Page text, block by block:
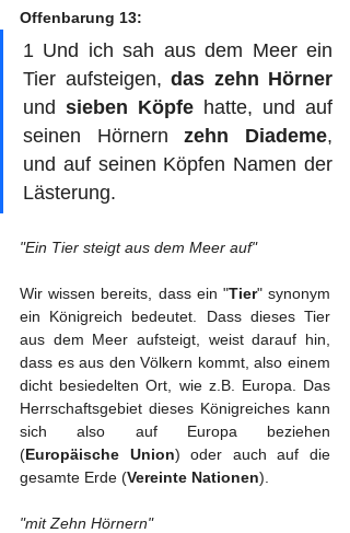
Offenbarung 13:
1 Und ich sah aus dem Meer ein
Tier aufsteigen, das zehn Hörner
und sieben Köpfe hatte, und auf
seinen Hörnern zehn Diademe,
und auf seinen Köpfen Namen der
Lästerung.
"Ein Tier steigt aus dem Meer auf"
Wir wissen bereits, dass ein "Tier" synonym
ein Königreich bedeutet. Dass dieses Tier
aus dem Meer aufsteigt, weist darauf hin,
dass es aus den Völkern kommt, also einem
dicht besiedelten Ort, wie z.B. Europa. Das
Herrschaftsgebiet dieses Königreiches kann
sich also auf Europa beziehen
(Europäische Union) oder auch auf die
gesamte Erde (Vereinte Nationen).
"mit Zehn Hörnern"